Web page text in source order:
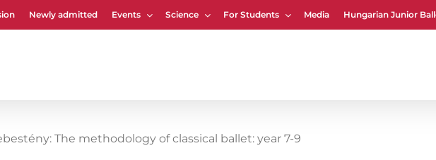
Newly admitted Events Science For Students Media Hungarian Junior
Cart
The methodology of classical ballet: year 7-9